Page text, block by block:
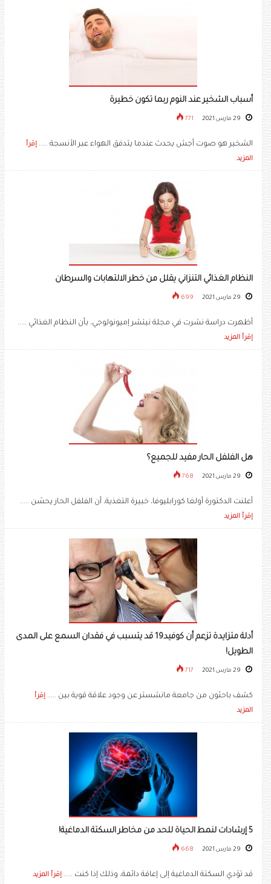
أسباب الشخير عند النوم ربما تكون خطيرة
771
الشخير هو صوت أجش يحدث عندما يتدفق الهواء عبر الأنسجة ..... إقرأ
المزيد
النظام الغذائي التنزاني يقلل من خطر الالتهابات والسرطان
699
أظهرت دراسة نشرت في مجلة نيتشر إميونولوجي، بأن النظام الغذائي .....
إقرأ المزيد
هل الفلفل الحار مفيد للجميع؟
768
أعلنت الدكتورة أولغا كورابليوفا، خبيرة التغذية، أن الفلفل الحار يحسّن .....
إقرأ المزيد
أدلة متزايدة تزعم أن كوفيد19 قد يتسبب في فقدان السمع على المدى
الطويل!
717
كشف باحثون من جامعة مانشستر عن وجود علاقة قوية بين ..... إقرأ
المزيد
5 إرشادات لنمط الحياة للحد من مخاطر السكتة الدماغية!
668
قد تؤدي السكتة الدماغية إلى إعاقة دائمة، وذلك إذا كنت ..... إقرأ المزيد